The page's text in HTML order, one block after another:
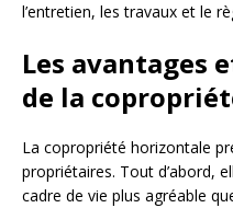
l’entretien, les travaux et le
Les avantages
de la
La copropriété horizontale
propriétaires. Tout d’abord,
cadre de vie plus agréable